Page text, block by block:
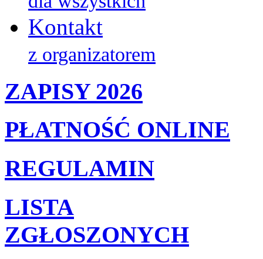
Kontakt
z organizatorem
ZAPISY 2026
PŁATNOŚĆ ONLINE
REGULAMIN
LISTA
ZGŁOSZONYCH